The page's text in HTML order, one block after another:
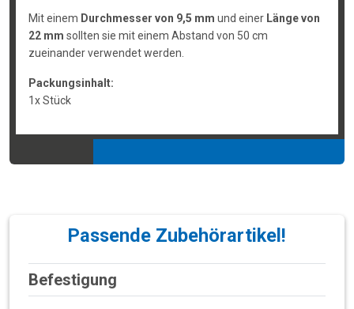
Mit einem Durchmesser von 9,5 mm und einer Länge von
22 mm sollten sie mit einem Abstand von 50 cm
zueinander verwendet werden.
Packungsinhalt:
1x Stück
Passende Zubehörartikel!
Befestigung